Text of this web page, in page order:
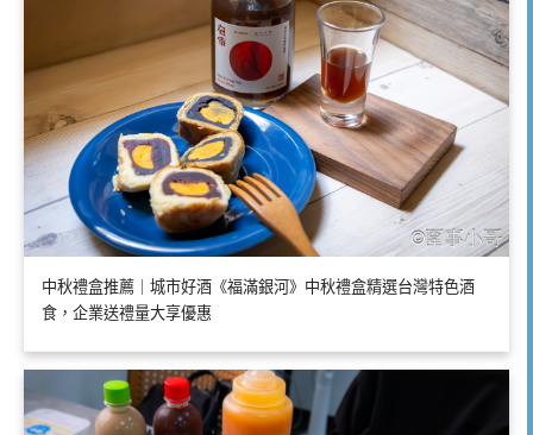
中秋禮盒推薦｜城市好酒《福滿銀河》中秋禮盒精選台灣特色酒
食，企業送禮量大享優惠